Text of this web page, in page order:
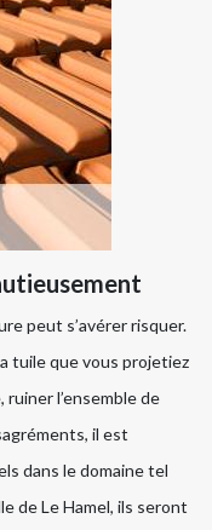
peut s’avérer risquer.
tuile que vous projetiez
ruiner l’ensemble de
il est
dans le domaine tel
de Le Hamel, ils seront